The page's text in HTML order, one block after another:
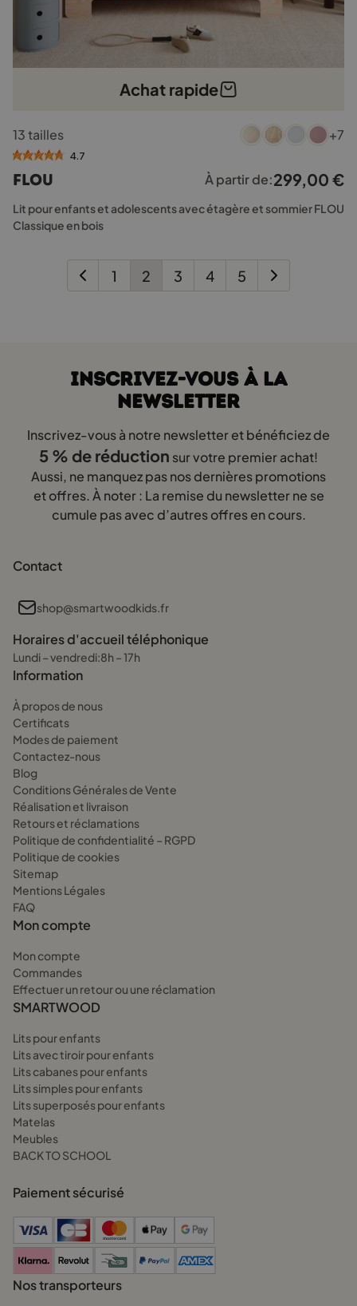
Achat rapide
produit
a
variations.
Les
options
peuvent
13 tailles +7
4.7
FLOU À partir de:299,00 €
Lit pour enfants et adolescents avec étagère et sommier FLOU
Classique en bois
1 2 3 4 5
INSCRIVEZ-VOUS À LA
NEWSLETTER
Inscrivez-vous à notre newsletter et bénéficiez de
5 % de réduction sur votre premier achat!
Aussi, ne manquez pas nos dernières promotions
et offres. À noter : La remise du newsletter ne se
cumule pas avec d’autres offres en cours.
Contact
shop@smartwoodkids.fr
Horaires d'accueil téléphonique
Lundi – vendredi:8h – 17h
Information
À propos de nous
Certificats
Modes de paiement
Contactez-nous
Blog
Conditions Générales de Vente
Réalisation et livraison
Retours et réclamations
Politique de confidentialité – RGPD
Politique de cookies
Sitemap
Mentions Légales
FAQ
Mon compte
Mon compte
Commandes
Effectuer un retour ou une réclamation
SMARTWOOD
Lits pour enfants
Lits avec tiroir pour enfants
Lits cabanes pour enfants
Lits simples pour enfants
Lits superposés pour enfants
Matelas
Meubles
BACK TO SCHOOL
Paiement sécurisé
Nos transporteurs